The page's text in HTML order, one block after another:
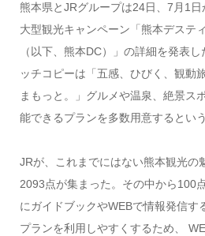
熊本県とJRグループは24日、7月1
大型観光キャンペーン「熊本デステ
（以下、熊本DC）」の詳細を発表
ッチコピーは「五感、ひびく、観動
まもっと。」グルメや温泉、絶景ス
能できるプランを多数用意するという
JRが、これまでにはない熊本観光の
2093点が集まった。その中から100
にガイドブックやWEBで情報発信す
プランを利用しやすくするため、